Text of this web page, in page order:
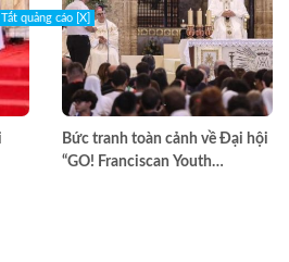
Bức tranh toàn cảnh về Đại hội
“GO! Franciscan Youth
Tắt quảng cáo [X]